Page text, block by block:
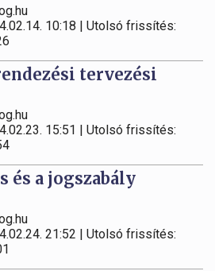
10:18 | Utolsó frissítés:
tervezési
15:51 | Utolsó frissítés:
és a jogszabály
21:52 | Utolsó frissítés: